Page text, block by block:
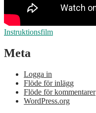
Instruktionsfilm
Meta
Logga in
Flöde för inlägg
Flöde för kommentarer
WordPress.org